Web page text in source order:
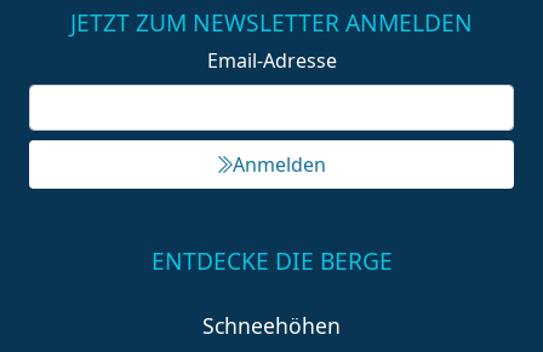
JETZT ZUM NEWSLETTER ANMELDEN
Email-Adresse
Anmelden
ENTDECKE DIE BERGE
Schneehöhen